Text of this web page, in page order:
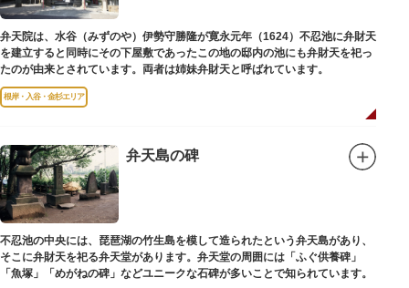
弁天院は、水谷（みずのや）伊勢守勝隆が寛永元年（1624）不忍池に弁財天
を建立すると同時にその下屋敷であったこの地の邸内の池にも弁財天を祀っ
たのが由来とされています。両者は姉妹弁財天と呼ばれています。
根岸・入谷・金杉エリア
弁天島の碑
不忍池の中央には、琵琶湖の竹生島を模して造られたという弁天島があり、
そこに弁財天を祀る弁天堂があります。弁天堂の周囲には「ふぐ供養碑」
「魚塚」「めがねの碑」などユニークな石碑が多いことで知られています。